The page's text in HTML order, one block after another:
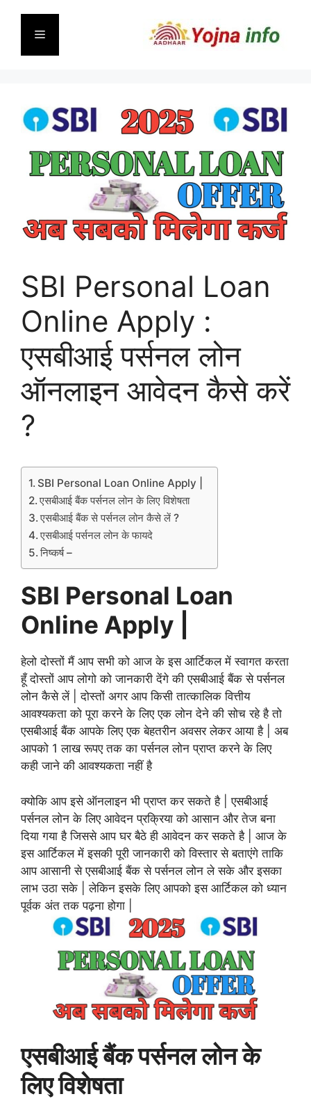
content
Menu
SBI Personal Loan
Online Apply :
एसबीआई पर्सनल लोन
ऑनलाइन आवेदन कैसे करें
?
SBI Personal Loan Online Apply |
एसबीआई बैंक पर्सनल लोन के लिए विशेषता
एसबीआई बैंक से पर्सनल लोन कैसे लें ?
एसबीआई पर्सनल लोन के फायदे
निष्कर्ष –
SBI Personal Loan
Online Apply |
हेलो दोस्तों मैं आप सभी को आज के इस आर्टिकल में स्वागत करता
हूँ दोस्तों आप लोगो को जानकारी देंगे की एसबीआई बैंक से पर्सनल
लोन कैसे लें | दोस्तों अगर आप किसी तात्कालिक वित्तीय
आवश्यकता को पूरा करने के लिए एक लोन देने की सोच रहे है तो
एसबीआई बैंक आपके लिए एक बेहतरीन अवसर लेकर आया है | अब
आपको 1 लाख रूपए तक का पर्सनल लोन प्राप्त करने के लिए
कही जाने की आवश्यकता नहीं है
क्योकि आप इसे ऑनलाइन भी प्राप्त कर सकते है | एसबीआई
पर्सनल लोन के लिए आवेदन प्रक्रिया को आसान और तेज बना
दिया गया है जिससे आप घर बैठे ही आवेदन कर सकते है | आज के
इस आर्टिकल में इसकी पूरी जानकारी को विस्तार से बताएंगे ताकि
आप आसानी से एसबीआई बैंक से पर्सनल लोन ले सके और इसका
लाभ उठा सके | लेकिन इसके लिए आपको इस आर्टिकल को ध्यान
पूर्वक अंत तक पढ़ना होगा |
एसबीआई बैंक पर्सनल लोन के
लिए विशेषता